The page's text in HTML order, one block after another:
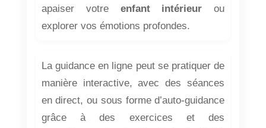
apaiser votre enfant intérieur ou
explorer vos émotions profondes.
La guidance en ligne peut se pratiquer de
manière interactive, avec des séances
en direct, ou sous forme d’auto-guidance
grâce à des exercices et des